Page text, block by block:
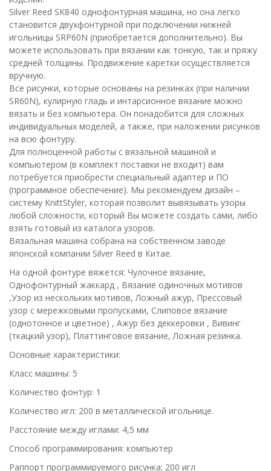
Silver Reed SK840 однофонтурная машина, но она легко
становится двухфонтурной при подключении нижней
игольницы SRP60N (приобретается дополнительно). Вы
можете использовать при вязании как тонкую, так и пряжу
средней толщины. Продвижение каретки осуществляется
вручную.
Все рисунки, которые основаны на резинках (при наличии
SR60N), кулирную гладь и интарсионное вязание можно
вязать и без компьютера. Он понадобится для сложных
индивидуальных моделей, а также, при наложении рисунков
на всю фонтуру.
Для полноценной работы с вязальной машиной и
компьютером (в комплект поставки не входит) вам
потребуется приобрести специальный адаптер и ПО
(программное обеспечение). Мы рекомендуем дизайн –
систему KnittStyler, которая позволит вывязывать узоры
любой сложности, который Вы можете создать сами, либо
взять готовый из каталога узоров.
Вязальная машина собрана на собственном заводе
японской компании Silver Reed в Китае.
На одной фонтуре вяжется: Чулочное вязание,
Однофонтурный жаккард , Вязание одиночных мотивов
,Узор из нескольких мотивов, Ложный ажур, Прессовый
узор с мережковыми пропусками, Слиповое вязание
(однотонное и цветное) , Ажур без деккеровки , Вивинг
(ткацкий узор), Платтинговое вязание, Ложная резинка.
Основные характеристики:
Класс машины: 5
Количество фонтур: 1
Количество игл: 200 в металлической игольнице.
Расстояние между иглами: 4,5 мм
Способ программирования: компьютер
Раппорт программируемого рисунка: 200 игл